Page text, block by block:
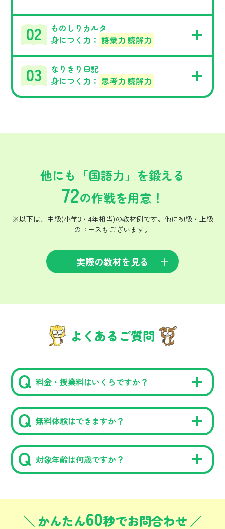
ものしりカルタ
身につく力： 語彙力 読解力
なりきり日記
身につく力： 思考力 読解力
他にも「国語力」を鍛える
72の作戦を用意！
※以下は、中級(小学3・4年相当)の教材例です。他に初級・上級
のコースもございます。
実際の教材を見る
よくあるご質問
料金・授業料はいくらですか？
無料体験はできますか？
対象年齢は何歳ですか？
かんたん60秒でお問合わせ